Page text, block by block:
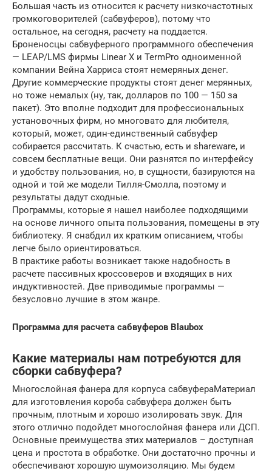
Большая часть из относится к расчету низкочастотных
громкоговорителей (сабвуферов), потому что
остальное, на сегодня, расчету на поддается.
Броненосцы сабвуферного программного обеспечения
— LEAP/LMS фирмы Linear X и TermPro одноименной
компании Вейна Харриса стоят немеряных денег.
Другие коммерческие продукты стоят денег мерянных,
но тоже немалых (ну, так, долларов по 100 — 150 за
пакет). Это вполне подходит для профессиональных
установочных фирм, но многовато для любителя,
который, может, один-единственный сабвуфер
собирается рассчитать. К счастью, есть и shareware, и
совсем бесплатные вещи. Они разнятся по интерфейсу
и удобству пользования, но, в сущности, базируются на
одной и той же модели Тилля-Смолла, поэтому и
результаты дадут сходные.
Программы, которые я нашел наиболее подходящими
на основе личного опыта пользования, помещены в эту
библиотеку. Я снабдил их кратким описанием, чтобы
легче было ориентироваться.
В практике работы возникает также надобность в
расчете пассивных кроссоверов и входящих в них
индуктивностей. Две приводимые программы —
безусловно лучшие в этом жанре.
Программа для расчета сабвуферов Blaubox
Какие материалы нам потребуются для
сборки сабвуфера?
Многослойная фанера для корпуса сабвуфераМатериал
для изготовления короба сабвуфера должен быть
прочным, плотным и хорошо изолировать звук. Для
этого отлично подойдет многослойная фанера или ДСП.
Основные преимущества этих материалов – доступная
цена и простота в обработке. Они достаточно прочны и
обеспечивают хорошую шумоизоляцию. Мы будем